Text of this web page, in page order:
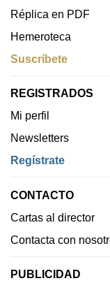
Réplica en PDF
Hemeroteca
Suscríbete
REGISTRADOS
Mi perfil
Newsletters
Regístrate
CONTACTO
Cartas al director
Contacta con
PUBLICIDAD